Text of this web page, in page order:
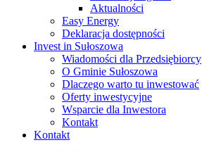
Aktualności
Easy Energy
Deklaracja dostępności
Invest in Sułoszowa
Wiadomości dla Przedsiębiorcy
O Gminie Sułoszowa
Dlaczego warto tu inwestować
Oferty inwestycyjne
Wsparcie dla Inwestora
Kontakt
Kontakt